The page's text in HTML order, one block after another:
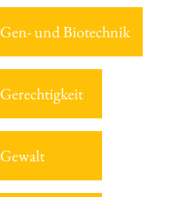
Gen- und Biotechnik
Gerechtigkeit
Gewalt